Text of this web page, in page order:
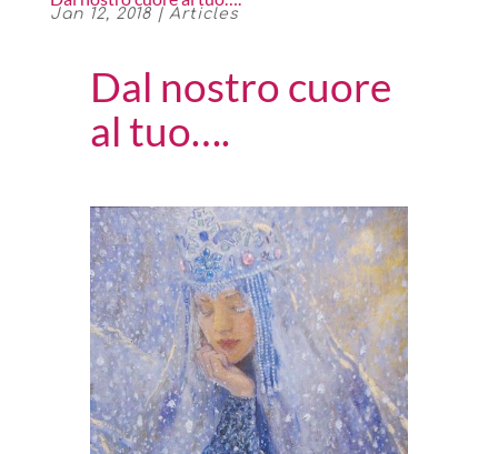
Jan 12, 2018| Articles
Dal nostro cuore
al tuo….